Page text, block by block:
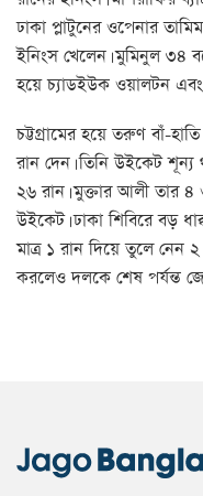
ঢাকা প্লাটুনের ওপেনার
ইনিংস খেলেন। মুমিনুল ৩৪
হয়ে চ্যাডইউক ওয়ালটন এবং
চট্টগ্রামের হয়ে তরুণ বাঁ-
রান দেন। তিনি উইকেট শূন্য
২৬ রান। মুক্তার আলী তার ৪
উইকেট। ঢাকা শিবিরে বড়
মাত্র ১ রান দিয়ে তুলে নেন
করলেও দলকে শেষ পর্যন্ত